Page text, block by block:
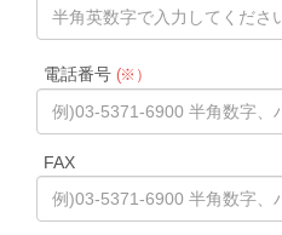
電話番号(※）
FAX